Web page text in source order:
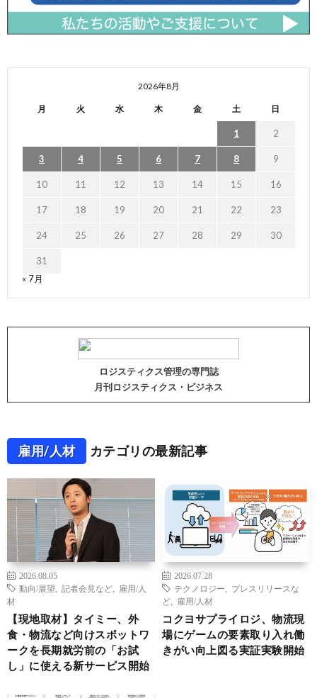
2026年8月
月 火 水 木 金 土 日
1 2
3 4 5 6 7 8 9
10 11 12 13 14 15 16
17 18 19 20 21 22 23
24 25 26 27 28 29 30
31
« 7月
ロジスティクス管理の専門誌
月刊ロジスティクス・ビジネス
雇用/人材 カテゴリの最新記事
2026.08.05
動向/展望
記者会見など
雇用/人
材
【現地取材】タイミー、外
食・物流など向けスポットワ
ークを長期就労前の「お試
し」に使える新サービス開始
2026.07.28
テクノロジー
プレスリリースな
ど
雇用/人材
コクヨサプライロジ、物流現
場にゲームの要素取り入れ働
きがい向上図る実証実験開始